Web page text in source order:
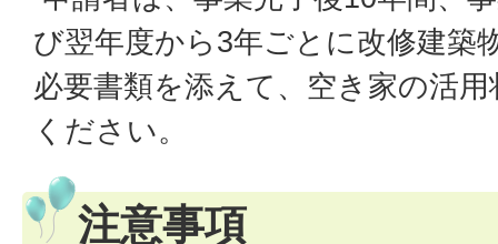
び翌年度から3年ごとに改修建築
必要書類を添えて、空き家の活
ください。
注意事項